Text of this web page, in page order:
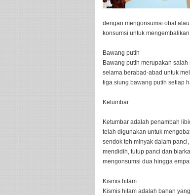
dengan mengonsumsi obat
konsumsi untuk
Bawang putih
Bawang putih merupakan
selama berabad-abad untuk
tiga siung bawang putih setiap
Ketumbar
Ketumbar adalah penambah
telah digunakan untuk
sendok teh minyak dalam
mendidih, tutup panci dan
mengonsumsi dua hingga
Kismis hitam
Kismis hitam adalah bahan